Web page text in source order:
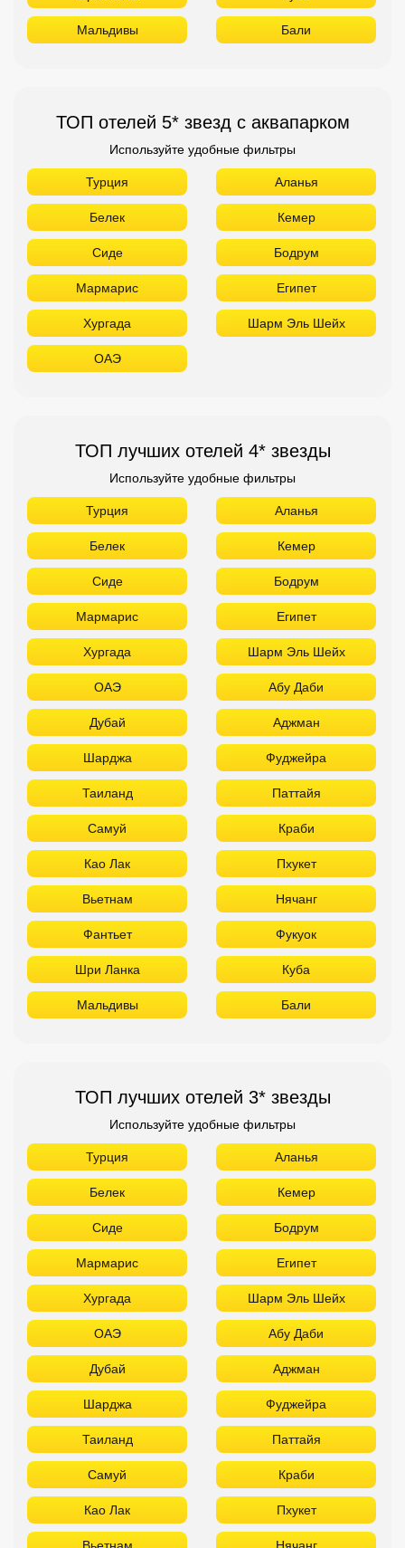
Мальдивы Бали
ТОП отелей 5* звезд с аквапарком
Используйте удобные фильтры
Турция Аланья
Белек Кемер
Сиде Бодрум
Мармарис Египет
Хургада Шарм Эль Шейх
ОАЭ
ТОП лучших отелей 4* звезды
Используйте удобные фильтры
Турция Аланья
Белек Кемер
Сиде Бодрум
Мармарис Египет
Хургада Шарм Эль Шейх
ОАЭ Абу Даби
Дубай Аджман
Шарджа Фуджейра
Таиланд Паттайя
Самуй Краби
Као Лак Пхукет
Вьетнам Нячанг
Фантьет Фукуок
Шри Ланка Куба
Мальдивы Бали
ТОП лучших отелей 3* звезды
Используйте удобные фильтры
Турция Аланья
Белек Кемер
Сиде Бодрум
Мармарис Египет
Хургада Шарм Эль Шейх
ОАЭ Абу Даби
Дубай Аджман
Шарджа Фуджейра
Таиланд Паттайя
Самуй Краби
Као Лак Пхукет